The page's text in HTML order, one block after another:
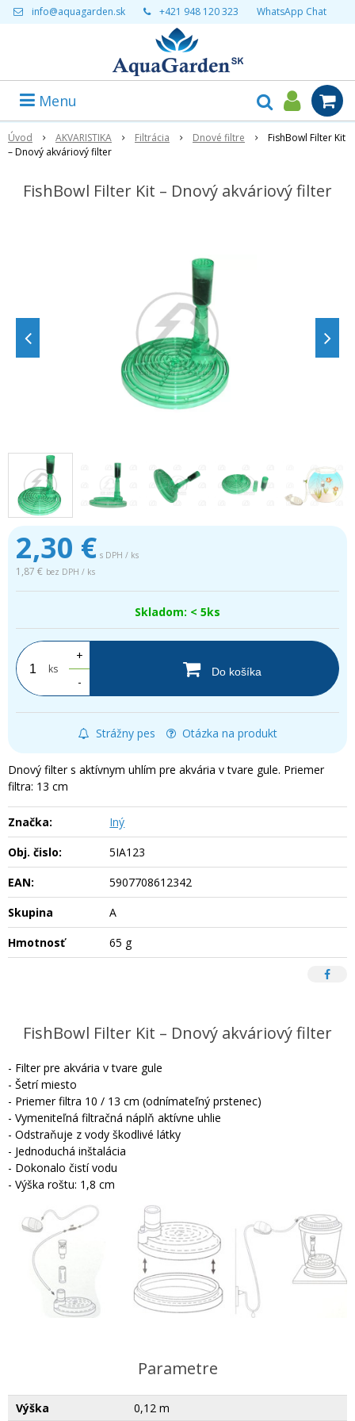
info@aquagarden.sk +421 948 120 323 WhatsApp Chat
Menu
Úvod AKVARISTIKA Filtrácia Dnové filtre
FishBowl Filter Kit
– Dnový akváriový filter
FishBowl Filter Kit – Dnový akváriový filter
2,30 € s DPH / ks
1,87 € bez DPH / ks
Skladom: < 5ks
ks
+
-
Do košíka
Strážny pes Otázka na produkt
Dnový filter s aktívnym uhlím pre akvária v tvare gule. Priemer
filtra: 13 cm
Značka:
Iný
Obj. čislo:
5IA123
EAN:
5907708612342
Skupina
A
Hmotnosť
65 g
FishBowl Filter Kit – Dnový akváriový filter
- Filter pre akvária v tvare gule
- Šetrí miesto
- Priemer filtra 10 / 13 cm (odnímateľný prstenec)
- Vymeniteľná filtračná náplň aktívne uhlie
- Odstraňuje z vody škodlivé látky
- Jednoduchá inštalácia
- Dokonalo čistí vodu
- Výška roštu: 1,8 cm
Parametre
Výška 0,12 m